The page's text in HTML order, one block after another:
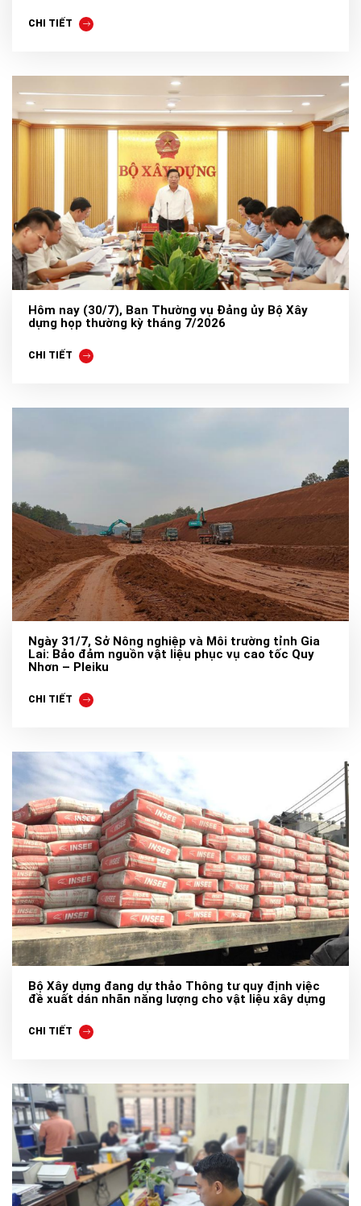
CHI TIẾT
Hôm nay (30/7), Ban Thường vụ Đảng ủy Bộ Xây
dựng họp thường kỳ tháng 7/2026
CHI TIẾT
Ngày 31/7, Sở Nông nghiệp và Môi trường tỉnh Gia
Lai: Bảo đảm nguồn vật liệu phục vụ cao tốc Quy
Nhơn – Pleiku
CHI TIẾT
Bộ Xây dựng đang dự thảo Thông tư quy định việc
đề xuất dán nhãn năng lượng cho vật liệu xây dựng
CHI TIẾT